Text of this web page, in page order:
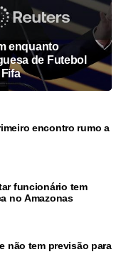
enquanto
de Futebol
encontro rumo a
funcionário tem
no Amazonas
não tem previsão para